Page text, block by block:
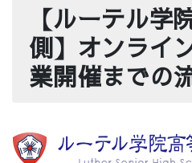
【ルーテル学
側】オンライ
業開催までの